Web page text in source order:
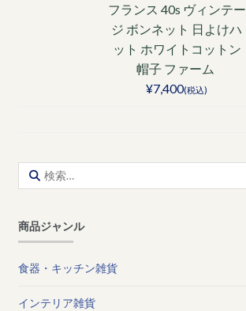
フランス 40s ヴィンテー
ジ ボンネット 日よけハ
ット ホワイトコットン
帽子 ファーム
¥7,400(税込)
索:
商品ジャンル
食器・キッチン雑貨
インテリア雑貨